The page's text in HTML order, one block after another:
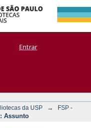
Entrar
da USP →
FSP -
Assunto